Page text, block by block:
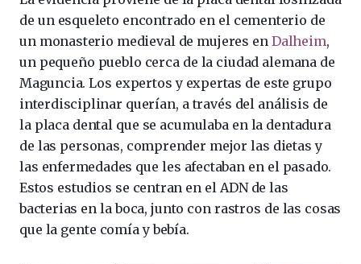
de un esqueleto encontrado en el cementerio de
un monasterio medieval de mujeres en Dalheim,
un pequeño pueblo cerca de la ciudad alemana de
Maguncia. Los expertos y expertas de este grupo
interdisciplinar querían, a través del análisis de
la placa dental que se acumulaba en la dentadura
de las personas, comprender mejor las dietas y
las enfermedades que les afectaban en el pasado.
Estos estudios se centran en el ADN de las
bacterias en la boca, junto con rastros de las cosas
que la gente comía y bebía.